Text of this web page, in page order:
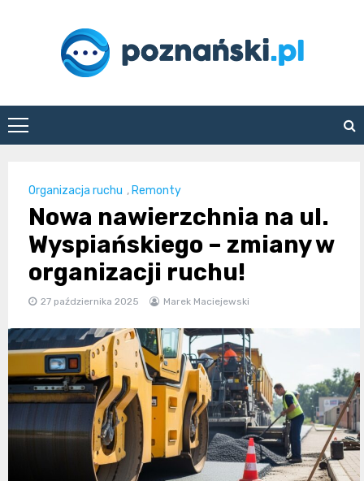
poznanski.pl
Organizacja ruchu ,Remonty
Nowa nawierzchnia na ul.
Wyspiańskiego – zmiany w
organizacji ruchu!
27 października 2025 Marek Maciejewski